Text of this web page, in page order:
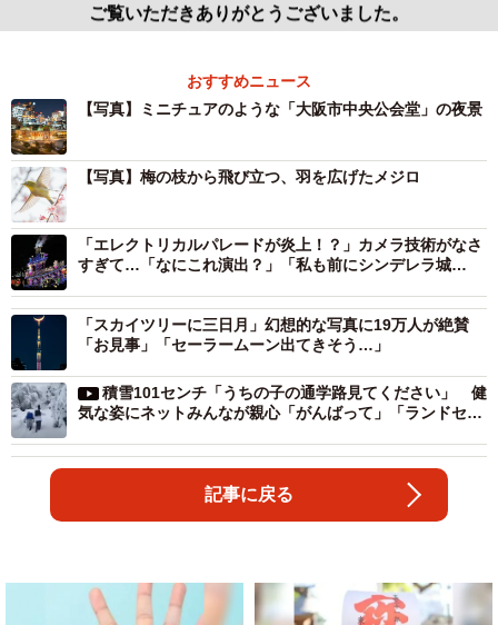
ご覧いただきありがとうございました。
おすすめニュース
【写真】ミニチュアのような「大阪市中央公会堂」の夜景
【写真】梅の枝から飛び立つ、羽を広げたメジロ
「エレクトリカルパレードが炎上！？」カメラ技術がなさ
すぎて…「なにこれ演出？」「私も前にシンデレラ城
「スカイツリーに三日月」幻想的な写真に19万人が絶賛
「お見事」「セーラームーン出てきそう…」
積雪101センチ「うちの子の通学路見てください」 健
気な姿にネットみんなが親心「がんばって」「ランドセル
記事に戻る